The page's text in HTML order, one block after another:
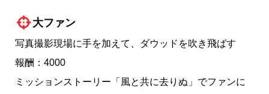
大ファン
写真撮影現場に手を加えて、ダウッドを吹き飛ばす
報酬：4000
ミッションストーリー「風と共に去りぬ」でファンに